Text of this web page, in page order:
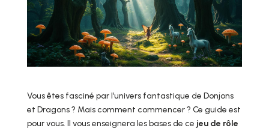
Vous êtes fasciné par l’univers fantastique de Donjons
et Dragons ? Mais comment commencer ? Ce guide est
pour vous. Il vous enseignera les bases de ce jeu de rôle